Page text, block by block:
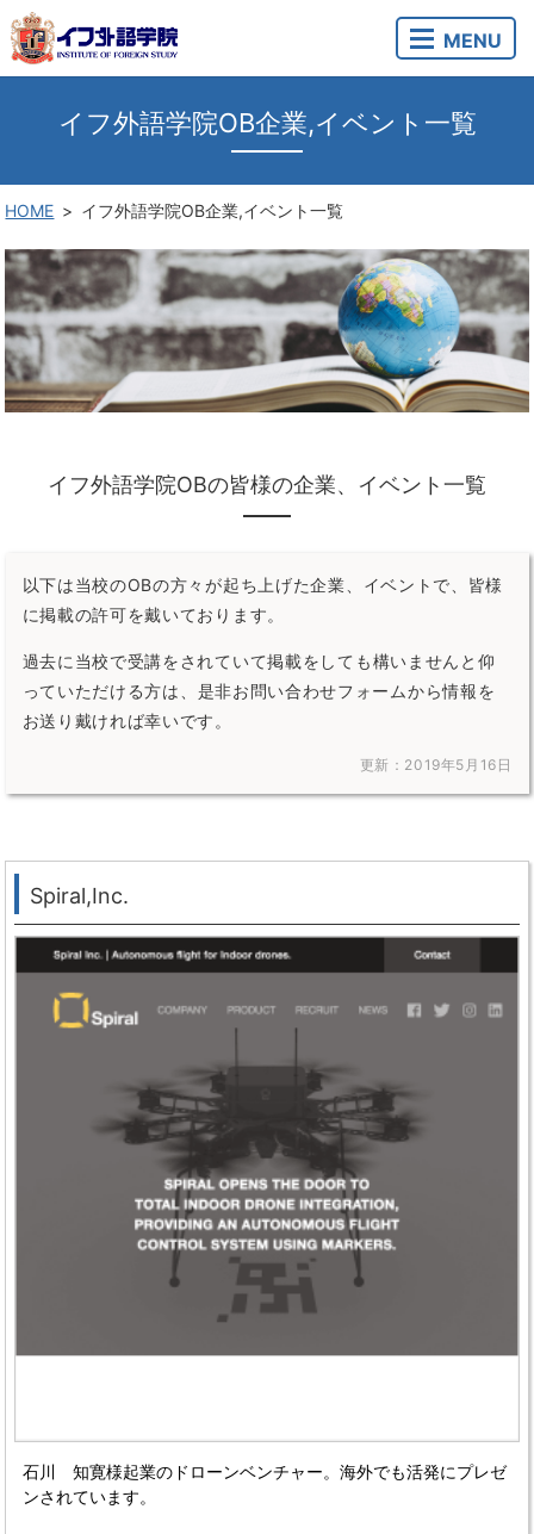
MENU
イフ外語学院OB企業,イベント一覧
HOME イフ外語学院OB企業,イベント一覧
イフ外語学院OBの皆様の企業、イベント一覧
以下は当校のOBの方々が起ち上げた企業、イベントで、皆様
に掲載の許可を戴いております。
過去に当校で受講をされていて掲載をしても構いませんと仰
っていただける方は、 是非お問い合わせフォームから情報を
お送り戴ければ幸いです。
更新：2019年5月16日
Spiral,Inc.
石川 知寛様起業のドローンベンチャー。海外でも活発にプレゼ
ンされています。